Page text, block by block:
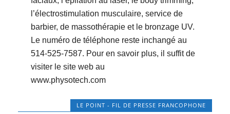
l’électrostimulation musculaire, service de
barbier, de massothérapie et le bronzage UV.
Le numéro de téléphone reste inchangé au
514-525-7587. Pour en savoir plus, il suffit de
visiter le site web au
www.physotech.com
LE POINT - FIL DE PRESSE FRANCOPHONE